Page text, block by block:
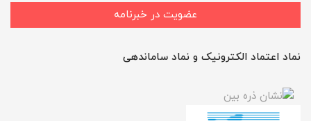
عضویت در خبرنامه
نماد اعتماد الکترونیک و نماد ساماندهی